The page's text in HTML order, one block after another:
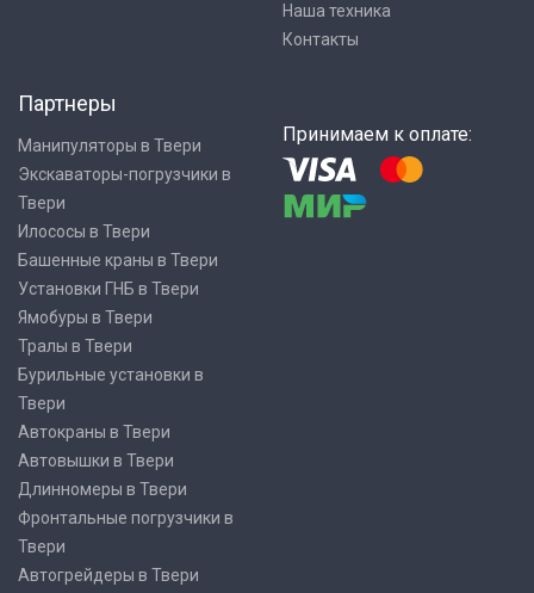
Наша техника
Контакты
Партнеры
Манипуляторы в Твери
Экскаваторы-погрузчики в
Твери
Илососы в Твери
Башенные краны в Твери
Установки ГНБ в Твери
Ямобуры в Твери
Тралы в Твери
Бурильные установки в
Твери
Автокраны в Твери
Автовышки в Твери
Длинномеры в Твери
Фронтальные погрузчики в
Твери
Автогрейдеры в Твери
Принимаем к оплате: